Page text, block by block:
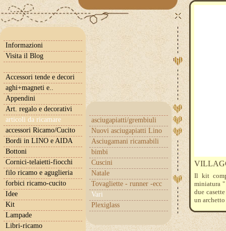
Informazioni
Visita il Blog
Accessori tende e decori
aghi+magneti e..
Appendini
Art. regalo e decorativi
articoli da ricamare
asciugapiatti/grembiuli
Nuovi asciugapiatti Lino
Asciugamani ricamabili
bimbi
Cuscini
Natale
Tovagliette - runner -ecc
Vari
Plexiglass
accessori Ricamo/Cucito
Bordi in LINO e AIDA
Bottoni
Cornici-telaietti-fiocchi
filo ricamo e aguglieria
forbici ricamo-cucito
Idee
Kit
Lampade
Libri-ricamo
Il kit
miniatura
due
un